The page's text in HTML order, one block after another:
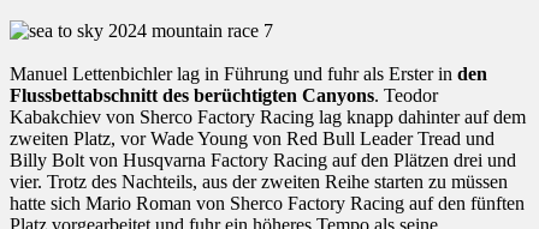
Manuel Lettenbichler lag in Führung und fuhr als Erster in den
Flussbettabschnitt des berüchtigten Canyons. Teodor
Kabakchiev von Sherco Factory Racing lag knapp dahinter auf dem
zweiten Platz, vor Wade Young von Red Bull Leader Tread und
Billy Bolt von Husqvarna Factory Racing auf den Plätzen drei und
vier. Trotz des Nachteils, aus der zweiten Reihe starten zu müssen
hatte sich Mario Roman von Sherco Factory Racing auf den fünften